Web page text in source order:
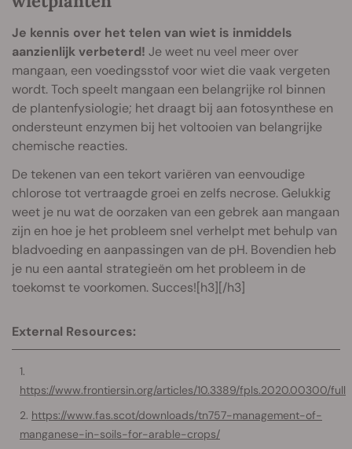
Je kennis over het telen van wiet is inmiddels
aanzienlijk verbeterd! Je weet nu veel meer over
mangaan, een voedingsstof voor wiet die vaak vergeten
wordt. Toch speelt mangaan een belangrijke rol binnen
de plantenfysiologie; het draagt bij aan fotosynthese en
ondersteunt enzymen bij het voltooien van belangrijke
chemische reacties.
De tekenen van een tekort variëren van eenvoudige
chlorose tot vertraagde groei en zelfs necrose. Gelukkig
weet je nu wat de oorzaken van een gebrek aan mangaan
zijn en hoe je het probleem snel verhelpt met behulp van
bladvoeding en aanpassingen van de pH. Bovendien heb
je nu een aantal strategieën om het probleem in de
toekomst te voorkomen. Succes![h3][/h3]
External Resources:
https://www.frontiersin.org/articles/10.3389/fpls.2020.00300/full
https://www.fas.scot/downloads/tn757-management-of-
manganese-in-soils-for-arable-crops/